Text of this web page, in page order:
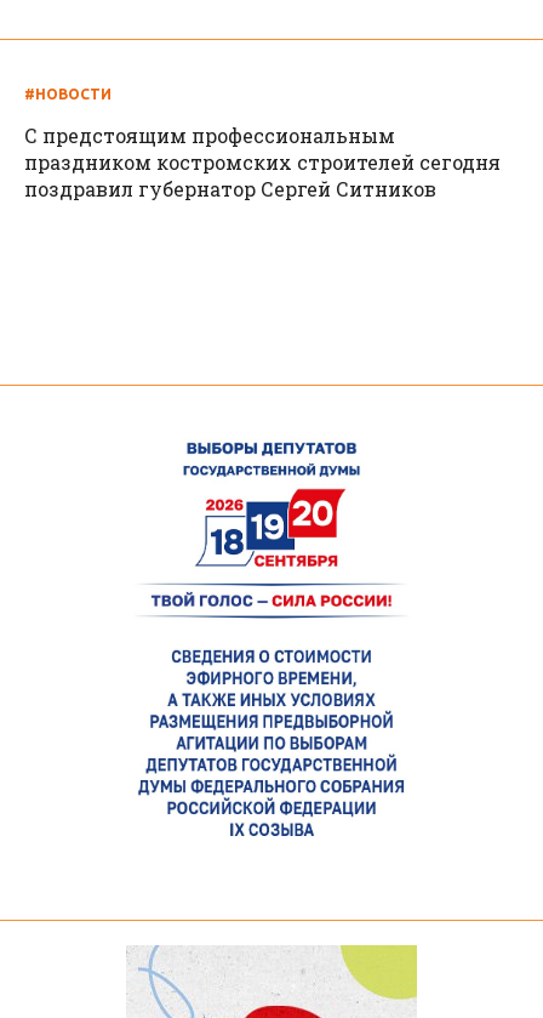
#НОВОСТИ
С предстоящим профессиональным
праздником костромских строителей сегодня
поздравил губернатор Сергей Ситников